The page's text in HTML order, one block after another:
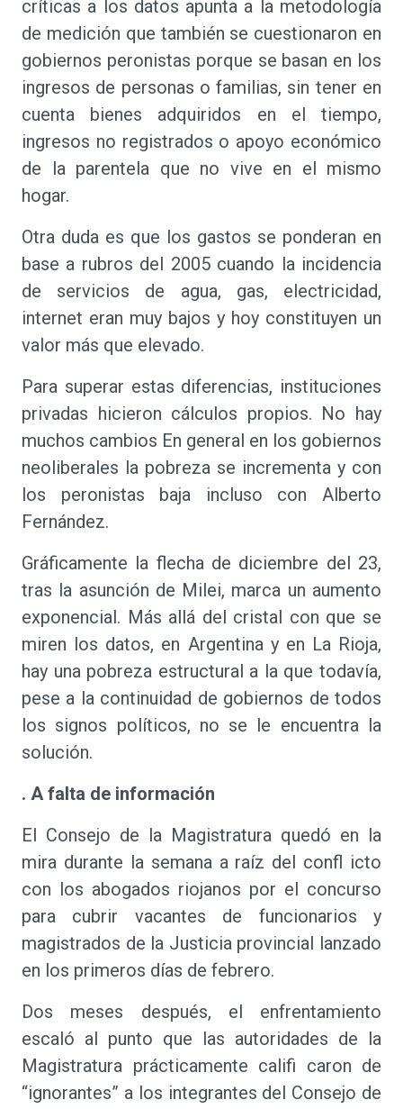
críticas a los datos apunta a la metodología
de medición que también se cuestionaron en
gobiernos peronistas porque se basan en los
ingresos de personas o familias, sin tener en
cuenta bienes adquiridos en el tiempo,
ingresos no registrados o apoyo económico
de la parentela que no vive en el mismo
hogar.
Otra duda es que los gastos se ponderan en
base a rubros del 2005 cuando la incidencia
de servicios de agua, gas, electricidad,
internet eran muy bajos y hoy constituyen un
valor más que elevado.
Para superar estas diferencias, instituciones
privadas hicieron cálculos propios. No hay
muchos cambios En general en los gobiernos
neoliberales la pobreza se incrementa y con
los peronistas baja incluso con Alberto
Fernández.
Gráficamente la flecha de diciembre del 23,
tras la asunción de Milei, marca un aumento
exponencial. Más allá del cristal con que se
miren los datos, en Argentina y en La Rioja,
hay una pobreza estructural a la que todavía,
pese a la continuidad de gobiernos de todos
los signos políticos, no se le encuentra la
solución.
. A falta de información
El Consejo de la Magistratura quedó en la
mira durante la semana a raíz del confl icto
con los abogados riojanos por el concurso
para cubrir vacantes de funcionarios y
magistrados de la Justicia provincial lanzado
en los primeros días de febrero.
Dos meses después, el enfrentamiento
escaló al punto que las autoridades de la
Magistratura prácticamente califi caron de
“ignorantes” a los integrantes del Consejo de